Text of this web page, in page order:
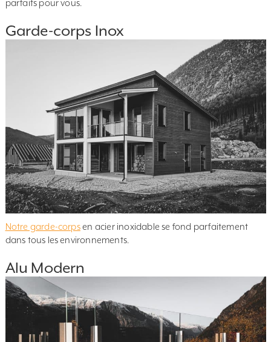
parfaits pour vous.
Garde-corps Inox
Notre garde-corpsen acier inoxidable se fond parfaitement
dans tous les environnements.
Alu Modern